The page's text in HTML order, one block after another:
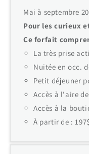
Mai à septembre
Pour les curieux
Ce forfait
La très prise
Nuitée en occ.
Petit déjeuner
Accès à l'aire
Accès à la
À partir de :